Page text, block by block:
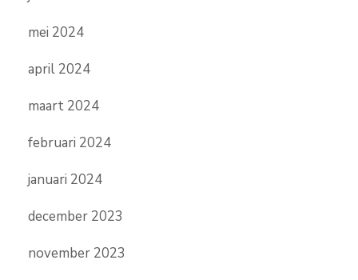
mei 2024
april 2024
maart 2024
februari 2024
januari 2024
december 2023
november 2023